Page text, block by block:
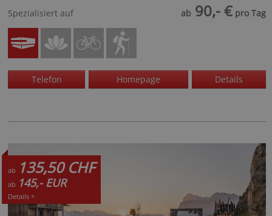
Spezialisiert auf
ab 90,- € pro Tag
Telefon Homepage Details
ab 135,50 CHF
ab 145,- EUR
Details +